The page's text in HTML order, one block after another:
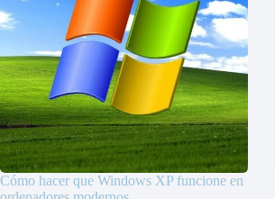
Cómo hacer que Windows XP funcione en